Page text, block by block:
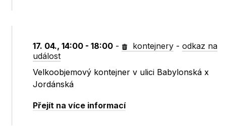
17. 04., 14:00 - 18:00 - kontejnery -odkaz na
událost
Velkoobjemový kontejner v ulici Babylonská x
Jordánská
Přejít na více informací